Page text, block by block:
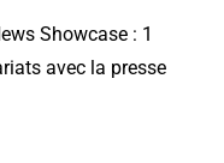
Showcase : 1
avec la presse